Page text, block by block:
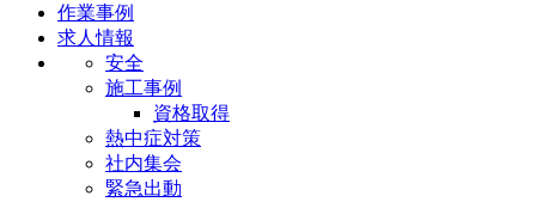
作業事例
求人情報
安全
施工事例
資格取得
熱中症対策
社内集会
緊急出動